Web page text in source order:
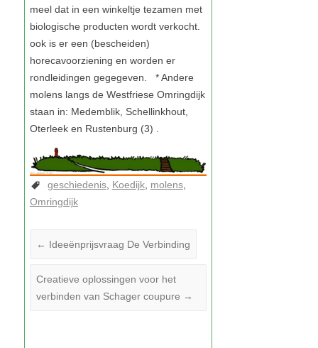
geschiedenis Koedijk molens
Omringdijk
← Ideeënprijsvraag De Verbinding
Creatieve oplossingen voor het
verbinden van Schager coupure →